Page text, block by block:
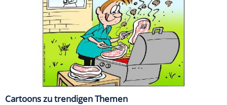
Cartoons zu trendigen Themen